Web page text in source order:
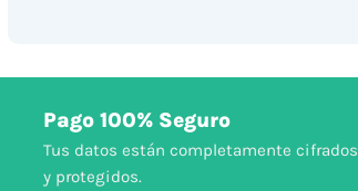
Pago 100% Seguro
Tus datos están completamente cifrados
y protegidos.